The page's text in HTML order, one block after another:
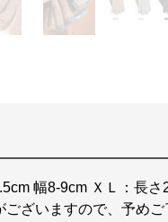
幅8-9cm ＸＬ：長
ございますので、予め